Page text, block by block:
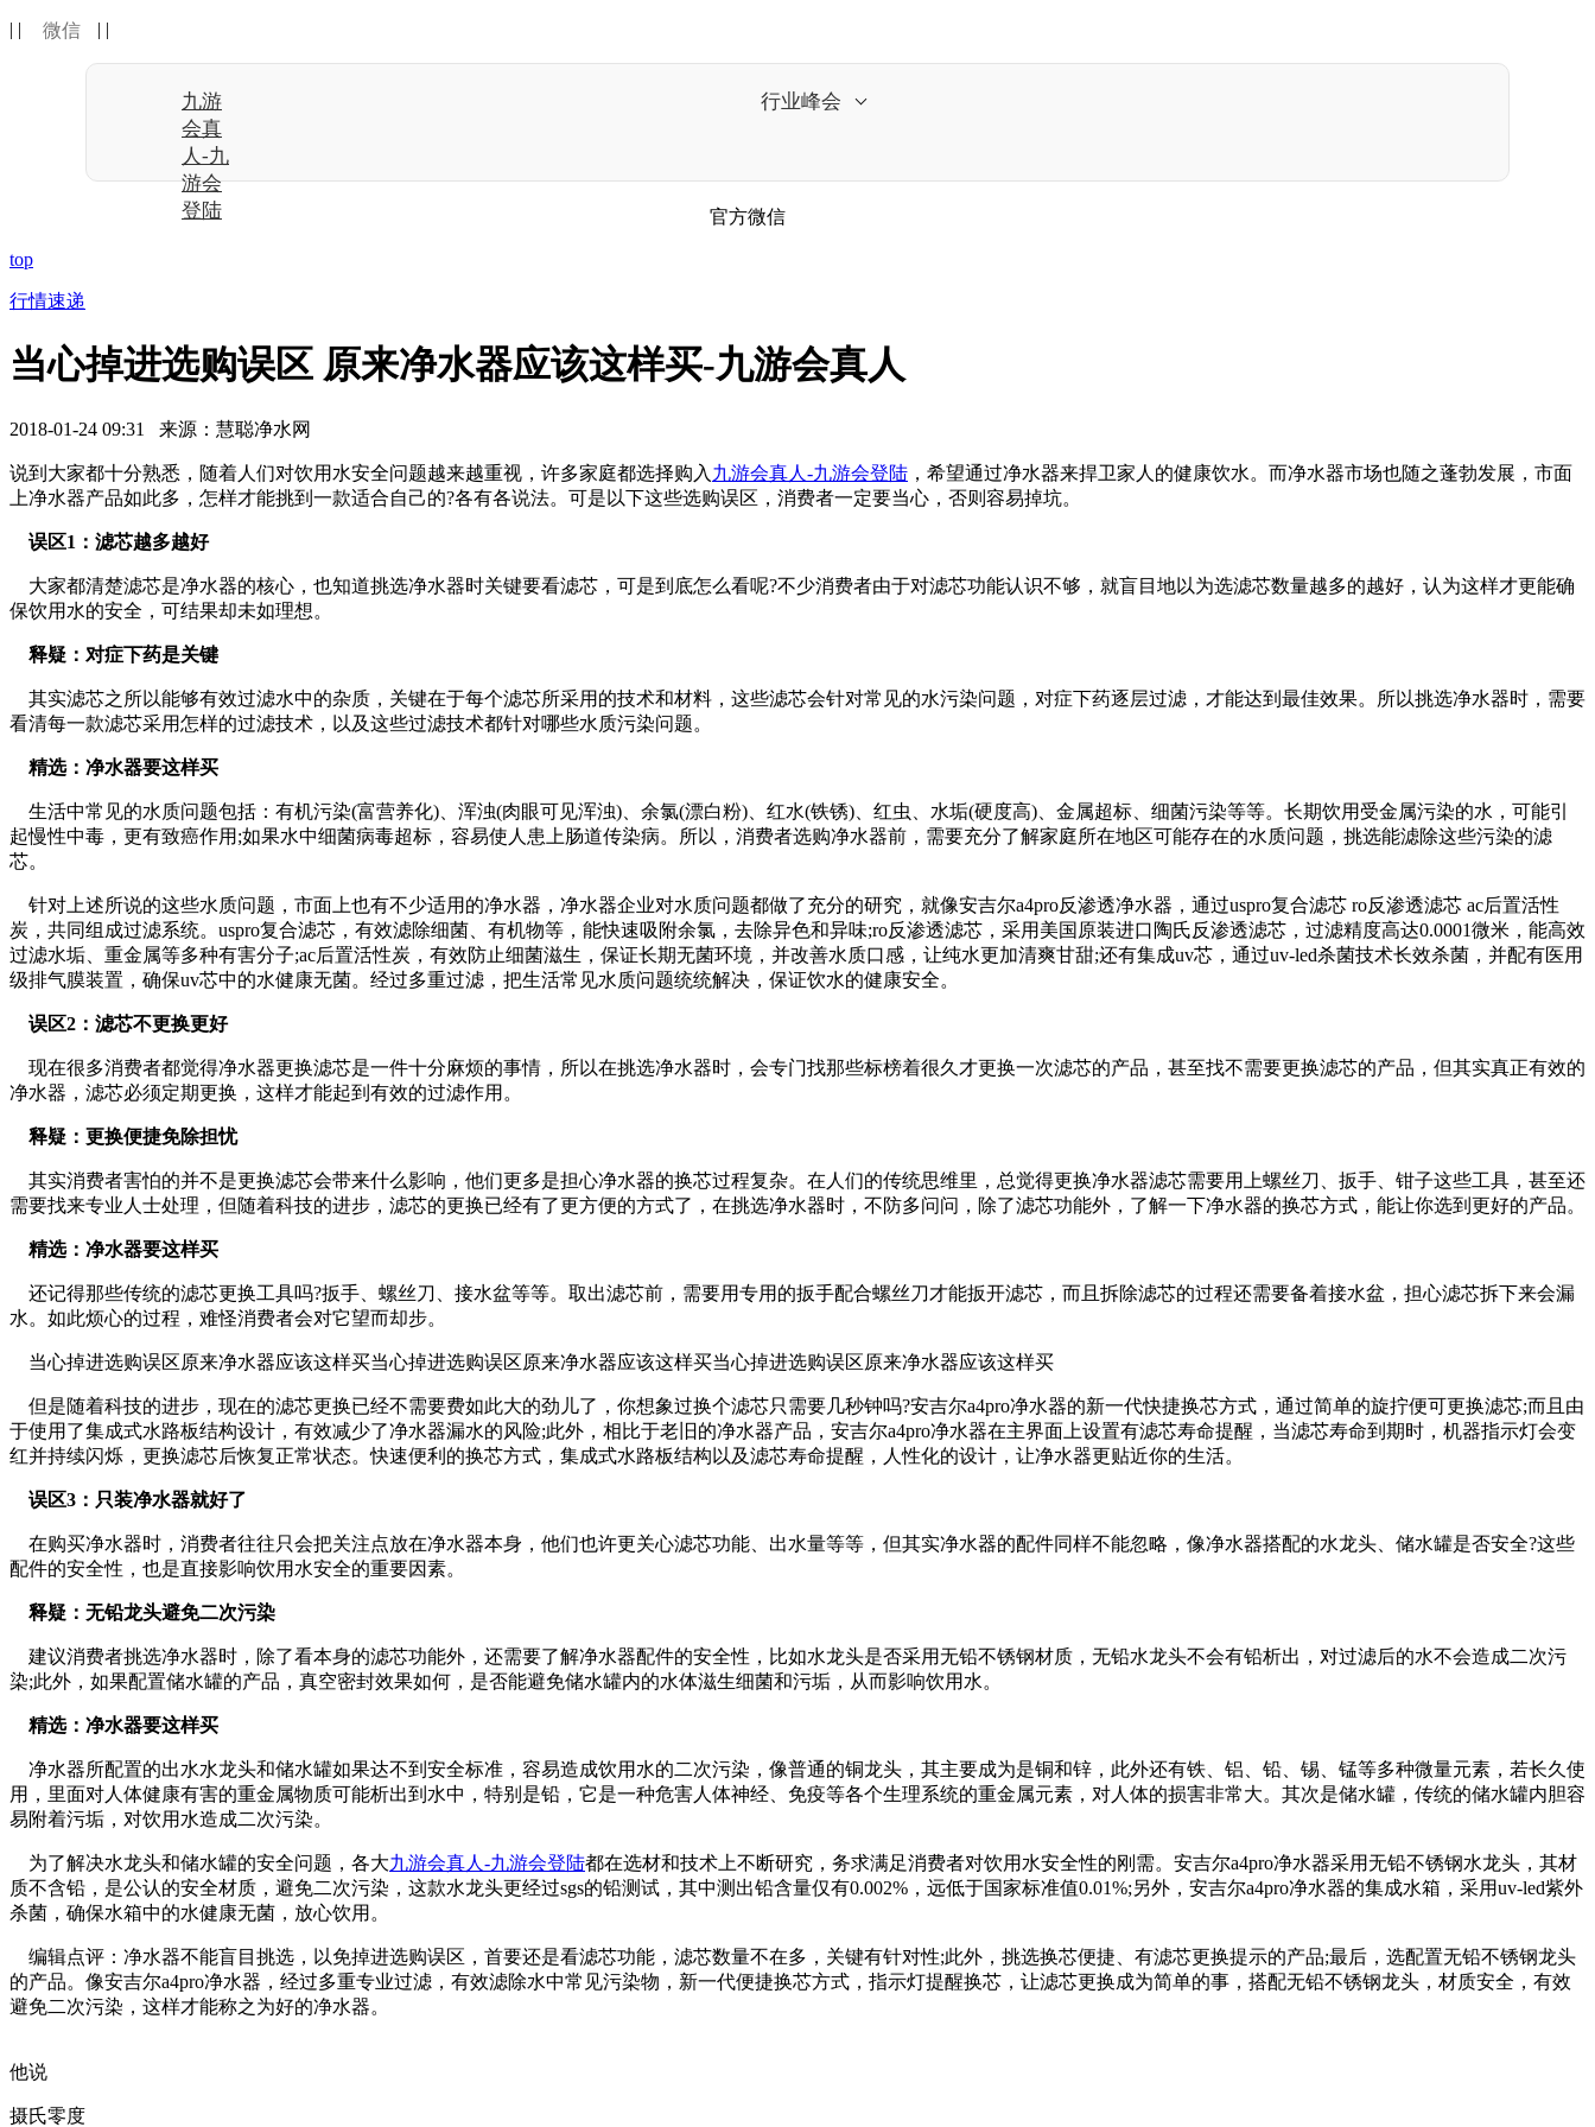
| | 微信 | |
九游
会真
人-九
游会
登陆
行业峰会
官方微信
top
行情速递
当心掉进选购误区 原来净水器应该这样买-九游会真人
2018-01-24 09:31 来源：慧聪净水网
说到大家都十分熟悉，随着人们对饮用水安全问题越来越重视，许多家庭都选择购入 九游会真人-九游会登陆 ，希望通过净水器来捍卫家人的健康饮水。而净水器市场也随之蓬勃发展，市面
上净水器产品如此多，怎样才能挑到一款适合自己的?各有各说法。可是以下这些选购误区，消费者一定要当心，否则容易掉坑。
误区1：滤芯越多越好
大家都清楚滤芯是净水器的核心，也知道挑选净水器时关键要看滤芯，可是到底怎么看呢?不少消费者由于对滤芯功能认识不够，就盲目地以为选滤芯数量越多的越好，认为这样才更能确
保饮用水的安全，可结果却未如理想。
释疑：对症下药是关键
其实滤芯之所以能够有效过滤水中的杂质，关键在于每个滤芯所采用的技术和材料，这些滤芯会针对常见的水污染问题，对症下药逐层过滤，才能达到最佳效果。所以挑选净水器时，需要
看清每一款滤芯采用怎样的过滤技术，以及这些过滤技术都针对哪些水质污染问题。
精选：净水器要这样买
生活中常见的水质问题包括：有机污染(富营养化)、浑浊(肉眼可见浑浊)、余氯(漂白粉)、红水(铁锈)、红虫、水垢(硬度高)、金属超标、细菌污染等等。长期饮用受金属污染的水，可能引
起慢性中毒，更有致癌作用;如果水中细菌病毒超标，容易使人患上肠道传染病。所以，消费者选购净水器前，需要充分了解家庭所在地区可能存在的水质问题，挑选能滤除这些污染的滤
芯。
针对上述所说的这些水质问题，市面上也有不少适用的净水器，净水器企业对水质问题都做了充分的研究，就像安吉尔a4pro反渗透净水器，通过uspro复合滤芯 ro反渗透滤芯 ac后置活性
炭，共同组成过滤系统。uspro复合滤芯，有效滤除细菌、有机物等，能快速吸附余氯，去除异色和异味;ro反渗透滤芯，采用美国原装进口陶氏反渗透滤芯，过滤精度高达0.0001微米，能高效
过滤水垢、重金属等多种有害分子;ac后置活性炭，有效防止细菌滋生，保证长期无菌环境，并改善水质口感，让纯水更加清爽甘甜;还有集成uv芯，通过uv-led杀菌技术长效杀菌，并配有医用
级排气膜装置，确保uv芯中的水健康无菌。经过多重过滤，把生活常见水质问题统统解决，保证饮水的健康安全。
误区2：滤芯不更换更好
现在很多消费者都觉得净水器更换滤芯是一件十分麻烦的事情，所以在挑选净水器时，会专门找那些标榜着很久才更换一次滤芯的产品，甚至找不需要更换滤芯的产品，但其实真正有效的
净水器，滤芯必须定期更换，这样才能起到有效的过滤作用。
释疑：更换便捷免除担忧
其实消费者害怕的并不是更换滤芯会带来什么影响，他们更多是担心净水器的换芯过程复杂。在人们的传统思维里，总觉得更换净水器滤芯需要用上螺丝刀、扳手、钳子这些工具，甚至还
需要找来专业人士处理，但随着科技的进步，滤芯的更换已经有了更方便的方式了，在挑选净水器时，不防多问问，除了滤芯功能外，了解一下净水器的换芯方式，能让你选到更好的产品。
精选：净水器要这样买
还记得那些传统的滤芯更换工具吗?扳手、螺丝刀、接水盆等等。取出滤芯前，需要用专用的扳手配合螺丝刀才能扳开滤芯，而且拆除滤芯的过程还需要备着接水盆，担心滤芯拆下来会漏
水。如此烦心的过程，难怪消费者会对它望而却步。
当心掉进选购误区原来净水器应该这样买当心掉进选购误区原来净水器应该这样买当心掉进选购误区原来净水器应该这样买
但是随着科技的进步，现在的滤芯更换已经不需要费如此大的劲儿了，你想象过换个滤芯只需要几秒钟吗?安吉尔a4pro净水器的新一代快捷换芯方式，通过简单的旋拧便可更换滤芯;而且由
于使用了集成式水路板结构设计，有效减少了净水器漏水的风险;此外，相比于老旧的净水器产品，安吉尔a4pro净水器在主界面上设置有滤芯寿命提醒，当滤芯寿命到期时，机器指示灯会变
红并持续闪烁，更换滤芯后恢复正常状态。快速便利的换芯方式，集成式水路板结构以及滤芯寿命提醒，人性化的设计，让净水器更贴近你的生活。
误区3：只装净水器就好了
在购买净水器时，消费者往往只会把关注点放在净水器本身，他们也许更关心滤芯功能、出水量等等，但其实净水器的配件同样不能忽略，像净水器搭配的水龙头、储水罐是否安全?这些
配件的安全性，也是直接影响饮用水安全的重要因素。
释疑：无铅龙头避免二次污染
建议消费者挑选净水器时，除了看本身的滤芯功能外，还需要了解净水器配件的安全性，比如水龙头是否采用无铅不锈钢材质，无铅水龙头不会有铅析出，对过滤后的水不会造成二次污
染;此外，如果配置储水罐的产品，真空密封效果如何，是否能避免储水罐内的水体滋生细菌和污垢，从而影响饮用水。
精选：净水器要这样买
净水器所配置的出水水龙头和储水罐如果达不到安全标准，容易造成饮用水的二次污染，像普通的铜龙头，其主要成为是铜和锌，此外还有铁、铝、铅、锡、锰等多种微量元素，若长久使
用，里面对人体健康有害的重金属物质可能析出到水中，特别是铅，它是一种危害人体神经、免疫等各个生理系统的重金属元素，对人体的损害非常大。其次是储水罐，传统的储水罐内胆容
易附着污垢，对饮用水造成二次污染。
为了解决水龙头和储水罐的安全问题，各大九游会真人-九游会登陆都在选材和技术上不断研究，务求满足消费者对饮用水安全性的刚需。安吉尔a4pro净水器采用无铅不锈钢水龙头，其材
质不含铅，是公认的安全材质，避免二次污染，这款水龙头更经过sgs的铅测试，其中测出铅含量仅有0.002%，远低于国家标准值0.01%;另外，安吉尔a4pro净水器的集成水箱，采用uv-led紫外
杀菌，确保水箱中的水健康无菌，放心饮用。
编辑点评：净水器不能盲目挑选，以免掉进选购误区，首要还是看滤芯功能，滤芯数量不在多，关键有针对性;此外，挑选换芯便捷、有滤芯更换提示的产品;最后，选配置无铅不锈钢龙头
的产品。像安吉尔a4pro净水器，经过多重专业过滤，有效滤除水中常见污染物，新一代便捷换芯方式，指示灯提醒换芯，让滤芯更换成为简单的事，搭配无铅不锈钢龙头，材质安全，有效
避免二次污染，这样才能称之为好的净水器。
他说
摄氏零度